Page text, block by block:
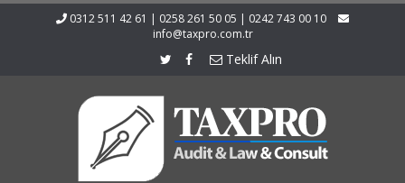
0312 511 42 61 | 0258 261 50 05 | 0242 743 00 10
info@taxpro.com.tr
Teklif Alın